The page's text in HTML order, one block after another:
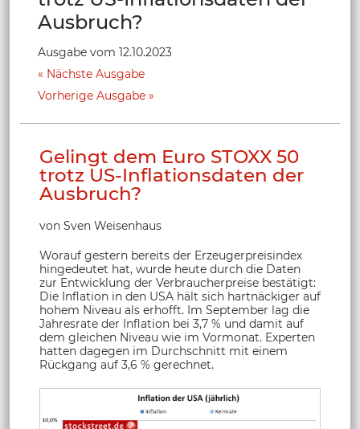
Ausbruch?
Ausgabe vom 12.10.2023
Nächste Ausgabe
Vorherige Ausgabe
Gelingt dem Euro STOXX 50
trotz US-Inflationsdaten der
Ausbruch?
von Sven Weisenhaus
Worauf gestern bereits der Erzeugerpreisindex
hingedeutet hat, wurde heute durch die Daten
zur Entwicklung der Verbraucherpreise bestätigt:
Die Inflation in den USA hält sich hartnäckiger auf
hohem Niveau als erhofft. Im September lag die
Jahresrate der Inflation bei 3,7 % und damit auf
dem gleichen Niveau wie im Vormonat. Experten
hatten dagegen im Durchschnitt mit einem
Rückgang auf 3,6 % gerechnet.